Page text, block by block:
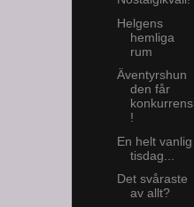
Helgens
hemliga
rum
Äventyrshun
den får
konkurrens
!
En helt vanlig
tisdag...
Det svåraste
av allt?